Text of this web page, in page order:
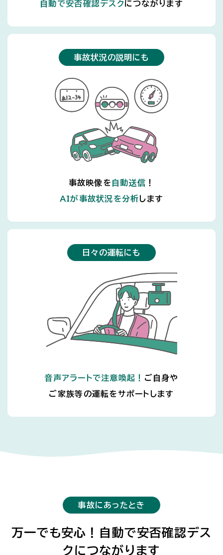
自動で安否確認デスクにつながります
事故状況の説明にも
事故映像を 自動送信 ！
AIが事故状況を分析します
日々の運転にも
音声アラートで注意喚起！ ご自身や
ご家族等の運転をサポートします
事故にあったとき
万一でも安心！自動で安否確認デス
クにつながります